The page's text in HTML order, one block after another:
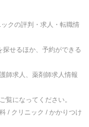
クの評判・求人・転職情
せるほか、予約ができる
師求人、薬剤師求人情報
覧になってください。
/ クリニック / かかりつけ